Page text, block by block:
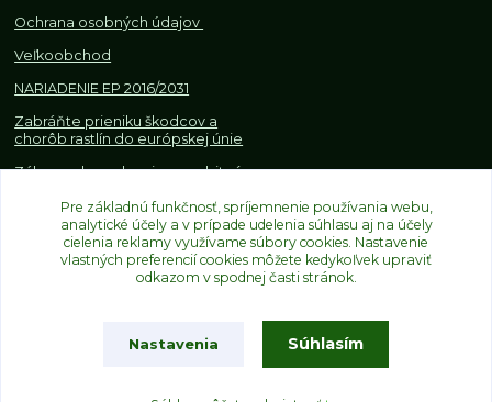
Ochrana osobných údajov
Veľkoobchod
NARIADENIE EP 2016/2031
Zabráňte prieniku škodcov a
chorôb rastlín do európskej únie
Zákazy, obmedzenia a osobitné
obchodovaní s rastlinami
Upravit sběr cookies.
Pre základnú funkčnosť, spríjemnenie používania webu,
analytické účely a v prípade udelenia súhlasu aj na účely
cielenia reklamy využívame súbory cookies. Nastavenie
vlastných preferencií cookies môžete kedykoľvek upraviť
odkazom v spodnej časti stránok.
Nastavenia Súhlasím